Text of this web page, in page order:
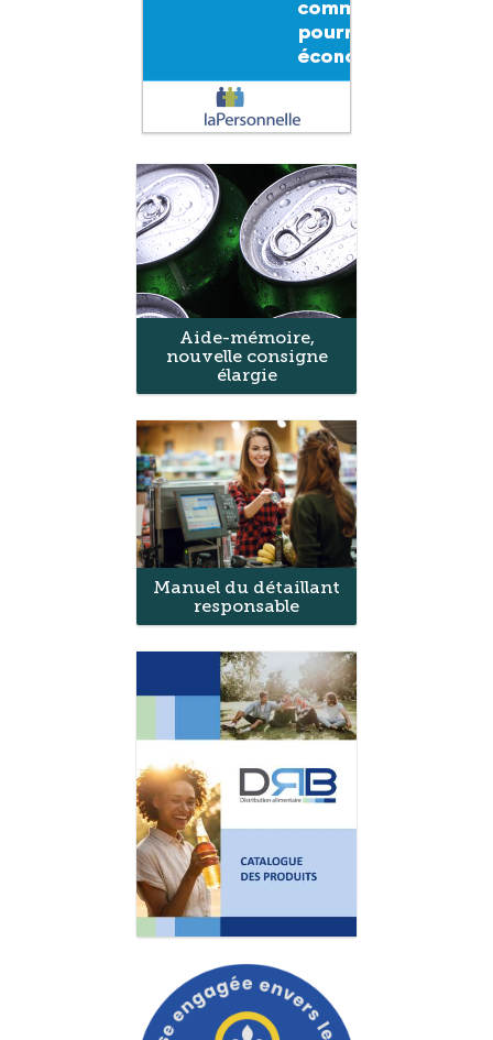
Aide-mémoire,
nouvelle consigne
élargie
Manuel du détaillant
responsable